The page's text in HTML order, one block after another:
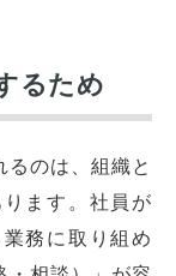
るため
のは、組織と
ます。社員が
務に取り組め